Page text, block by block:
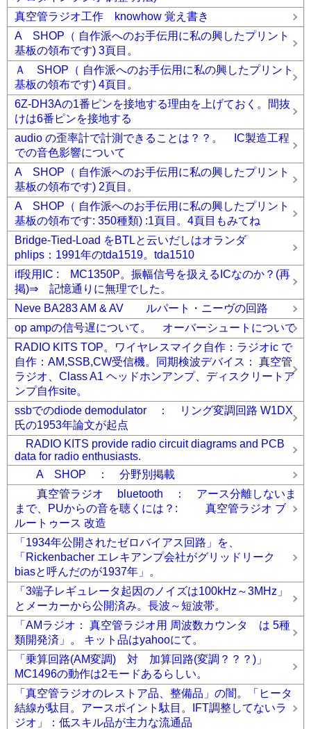
真空管ラジオ工作 knowhow 覚え書き
A SHOP（ 自作派へのお手伝用に私の興したプリント
基板の領布です) 3頁目。
Ａ SHOP（ 自作派へのお手伝用に私の興したプリント
基板の領布です) 4頁目。
6Z-DH3Aの1番ピンを接地する理由を上げておく。間抜
けは6番ピンを接地する
audio の歪率計で計測できることは？？。 IC製造工程
での音色影響について
A SHOP（ 自作派へのお手伝用に私の興したプリント
基板の領布です) 2頁目。
A SHOP（ 自作派へのお手伝用に私の興したプリント
基板の領布です: 350種類) :1頁目。4頁目もみてね
Bridge-Tied-Load をBTLと云いだしはオランダ
phlips：1991年のtda1519。tda1510
if段用IC : MC1350P。振幅信号を扱えるICなのか？(再
掲)⇒ 記憶通りに無理でした。
Neve BA283 AM & AV ルパート・ニーヴの回路
op ampの信号遅について。 オーバーシュートについて
RADIO KITS TOP。ワイヤレスマイク自作：ラジオic で
自作：AM,SSB,CW受信機。同期検波デバイス： 真空管
ラジオ、Class A1 ヘッドホンアンプ、ディスクリートア
ンプ自作site。
ssbでのdiode demodulator ： リング変調回路 W1DX
氏の1953年論文が起点
RADIO KITS provide radio circuit diagrams and PCB
data for radio enthusiasts.
A SHOP ： 分野別掲載
真空管ラジオ bluetooth ： アース分離しないま
まで、PUからの音を聴くには？: 真空管ラジオ ブ
ルートゥース 改造
「1934年公開されたゼロバイアス回路」を、
「Rickenbacher エレキアンプ会社がグリッドリーク
biasと呼んだのが1937年」。
「3端子レギュレータ起因のノイズは100kHz～3MHz」
とメーカーから公開済み。長波～短波帯。
「AMラジオ： 真空管ラジオ用 周波数カウンタ は 5種
類開発済」。 キット品はyahooにて。
「乗算回路(AM変調) 対 加算回路(変調？？？)」
MC1496の動作は2モードあるらしい。
「真空管ラジオのレストア品、整備品」の闇。「ヒータ
結線が駄目。アースポイント駄目。IFT調整してないラ
ジオ」：低スキル品が主力な流通品